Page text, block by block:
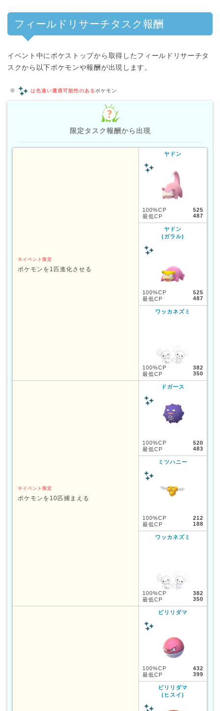
フィールドリサーチタスク報酬
イベント中にポケストップから取得したフィールドリサーチタ
スクから以下ポケモンや報酬が出現します。
※ は色違い遭遇可能性のある ポケモン
限定タスク報酬から出現
※イベント限定
ポケモンを1匹進化させる
ヤドン
100%CP
525
最低CP
487
ヤドン
(ガラル)
100%CP
525
最低CP
487
ワッカネズミ
100%CP
382
最低CP
350
※イベント限定
ポケモンを10匹捕まえる
ドガース
100%CP
520
最低CP
483
ミツハニー
100%CP
212
最低CP
188
ワッカネズミ
100%CP
382
最低CP
350
ビリリダマ
100%CP
432
最低CP
399
ビリリダマ
(ヒスイ)